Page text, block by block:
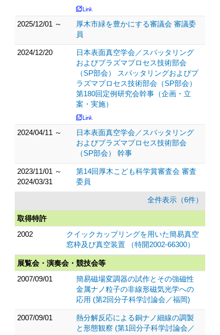
2025/12/01 ～
厚木市緑を豊かにする審議会 審議委
員
2024/12/20
日本表面真空学会／スパッタリング
およびプラズマプロセス技術部会
（SP部会） スパッタリングおよびプ
ラズマプロセス技術部会（SP部会）
第180回定例研究会幹事（企画・立
案・実施）
2024/04/11 ～
日本表面真空学会／スパッタリング
およびプラズマプロセス技術部会
（SP部会） 幹事
2023/11/01 ～
2024/03/31
第14回厚木こども科学賞審査会 審査
委員
全件表示（6件）
取得特許
2002
クイックカップリングを用いた簡易真空
窓枠及び真空装置 （特開2002-66300）
展覧会・演奏会・競技会等
2007/09/01
簡易磁場変調器の試作とその強磁性
金属ナノ粒子の非線形磁気光学への
応用 (第2回分子科学討論会／福岡)
2007/09/01
熱分解反応による銅ナノ細線の調製
と形態観察 (第1回分子科学討論会／